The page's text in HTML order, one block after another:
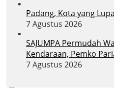
Padang, Kota yang
7 Agustus 2026
SAJUMPA Permudah
Kendaraan, Pemko
7 Agustus 2026